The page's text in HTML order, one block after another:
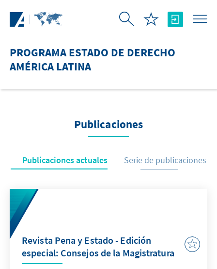
PROGRAMA ESTADO DE DERECHO
AMÉRICA LATINA
Publicaciones
Publicaciones actuales Serie de publicaciones
Revista Pena y Estado - Edición
especial: Consejos de la Magistratura